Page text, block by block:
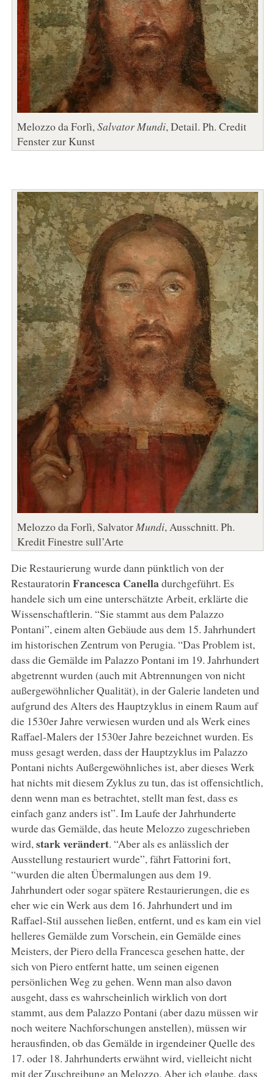
Melozzo da Forlì, Salvator Mundi, Detail. Ph. Credit
Fenster zur Kunst
Melozzo da Forlì, Salvator Mundi, Ausschnitt. Ph.
Kredit Finestre sull’Arte
Die Restaurierung wurde dann pünktlich von der
Restauratorin Francesca Canelladurchgeführt. Es
handele sich um eine unterschätzte Arbeit, erklärte die
Wissenschaftlerin. “Sie stammt aus dem Palazzo
Pontani”, einem alten Gebäude aus dem 15. Jahrhundert
im historischen Zentrum von Perugia. “Das Problem ist,
dass die Gemälde im Palazzo Pontani im 19. Jahrhundert
abgetrennt wurden (auch mit Abtrennungen von nicht
außergewöhnlicher Qualität), in der Galerie landeten und
aufgrund des Alters des Hauptzyklus in einem Raum auf
die 1530er Jahre verwiesen wurden und als Werk eines
Raffael-Malers der 1530er Jahre bezeichnet wurden. Es
muss gesagt werden, dass der Hauptzyklus im Palazzo
Pontani nichts Außergewöhnliches ist, aber dieses Werk
hat nichts mit diesem Zyklus zu tun, das ist offensichtlich,
denn wenn man es betrachtet, stellt man fest, dass es
einfach ganz anders ist”. Im Laufe der Jahrhunderte
wurde das Gemälde, das heute Melozzo zugeschrieben
wird, stark verändert. “Aber als es anlässlich der
Ausstellung restauriert wurde”, fährt Fattorini fort,
“wurden die alten Übermalungen aus dem 19.
Jahrhundert oder sogar spätere Restaurierungen, die es
eher wie ein Werk aus dem 16. Jahrhundert und im
Raffael-Stil aussehen ließen, entfernt, und es kam ein viel
helleres Gemälde zum Vorschein, ein Gemälde eines
Meisters, der Piero della Francesca gesehen hatte, der
sich von Piero entfernt hatte, um seinen eigenen
persönlichen Weg zu gehen. Wenn man also davon
ausgeht, dass es wahrscheinlich wirklich von dort
stammt, aus dem Palazzo Pontani (aber dazu müssen wir
noch weitere Nachforschungen anstellen), müssen wir
herausfinden, ob das Gemälde in irgendeiner Quelle des
17. oder 18. Jahrhunderts erwähnt wird, vielleicht nicht
mit der Zuschreibung an Melozzo. Aber ich glaube, dass